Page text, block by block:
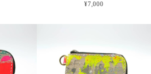
¥7,000